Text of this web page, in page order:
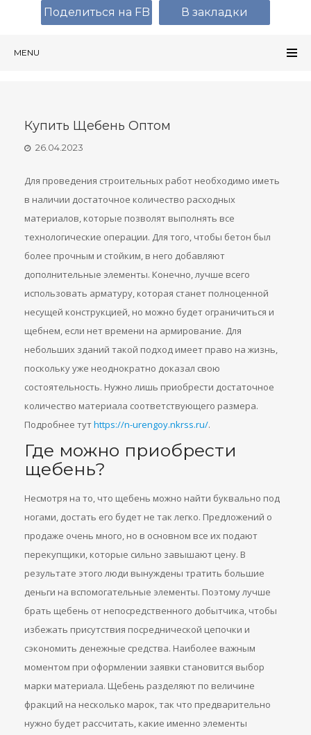
MENU
Купить Щебень Оптом
26.04.2023
Для проведения строительных работ необходимо иметь
в наличии достаточное количество расходных
материалов, которые позволят выполнять все
технологические операции. Для того, чтобы бетон был
более прочным и стойким, в него добавляют
дополнительные элементы. Конечно, лучше всего
использовать арматуру, которая станет полноценной
несущей конструкцией, но можно будет ограничиться и
щебнем, если нет времени на армирование. Для
небольших зданий такой подход имеет право на жизнь,
поскольку уже неоднократно доказал свою
состоятельность. Нужно лишь приобрести достаточное
количество материала соответствующего размера.
Подробнее тутhttps://n-urengoy.nkrss.ru/.
Где можно приобрести
щебень?
Несмотря на то, что щебень можно найти буквально под
ногами, достать его будет не так легко. Предложений о
продаже очень много, но в основном все их подают
перекупщики, которые сильно завышают цену. В
результате этого люди вынуждены тратить большие
деньги на вспомогательные элементы. Поэтому лучше
брать щебень от непосредственного добытчика, чтобы
избежать присутствия посреднической цепочки и
сэкономить денежные средства. Наиболее важным
моментом при оформлении заявки становится выбор
марки материала. Щебень разделяют по величине
фракций на несколько марок, так что предварительно
нужно будет рассчитать, какие именно элементы
Поделиться на FB В закладки